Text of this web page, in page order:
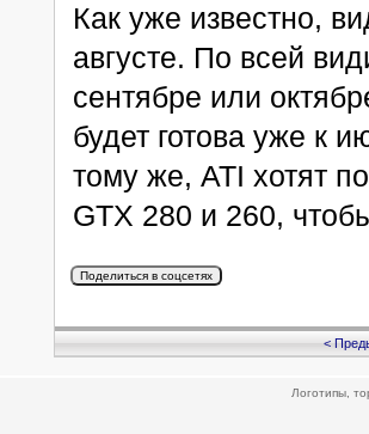
Как уже известно,
августе. По всей
сентябре или
будет готова уже к
тому же, ATI хотят
GTX 280 и 260,
<
Логотипы,